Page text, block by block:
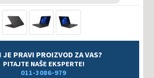
JE PRAVI PROIZVOD ZA VAS?
PITAJTE NAŠE EKSPERTE!
011-3086-979